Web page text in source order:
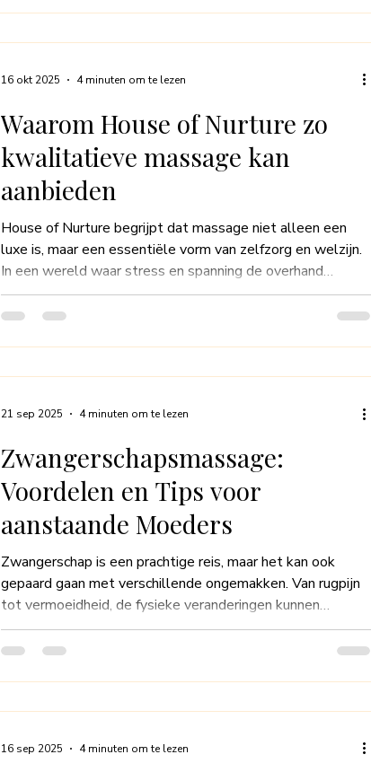
heeft de verbazingwekkende capaciteit om veel van deze
Waarom House of Nurture zo
kwalitatieve massage kan
aanbieden
House of Nurture begrijpt dat massage niet alleen een
luxe is, maar een essentiële vorm van zelfzorg en welzijn.
In een wereld waar stress en spanning de overhand
hebben, is het belangrijk om een plek te vinden waar je
kunt ontspannen en herstellen. House of Nurture is dé
persoonlijke benadering van massage. In dit blogartikel
16 okt 2025 4 minuten om te lezen
Zwangerschapsmassage:
Voordelen en Tips voor
aanstaande Moeders
Zwangerschap is een prachtige reis, maar het kan ook
gepaard gaan met verschillende ongemakken. Van rugpijn
tot vermoeidheid, de fysieke veranderingen kunnen
uitdagend zijn. Gelukkig kan zwangerschapsmassage een
effectieve oplossing zijn. Deze speciale vorm van massage
verkennen we wat zwangerschapsmassage inhoudt, de
21 sep 2025 4 minuten om te lezen
16 sep 2025 4 minuten om te lezen